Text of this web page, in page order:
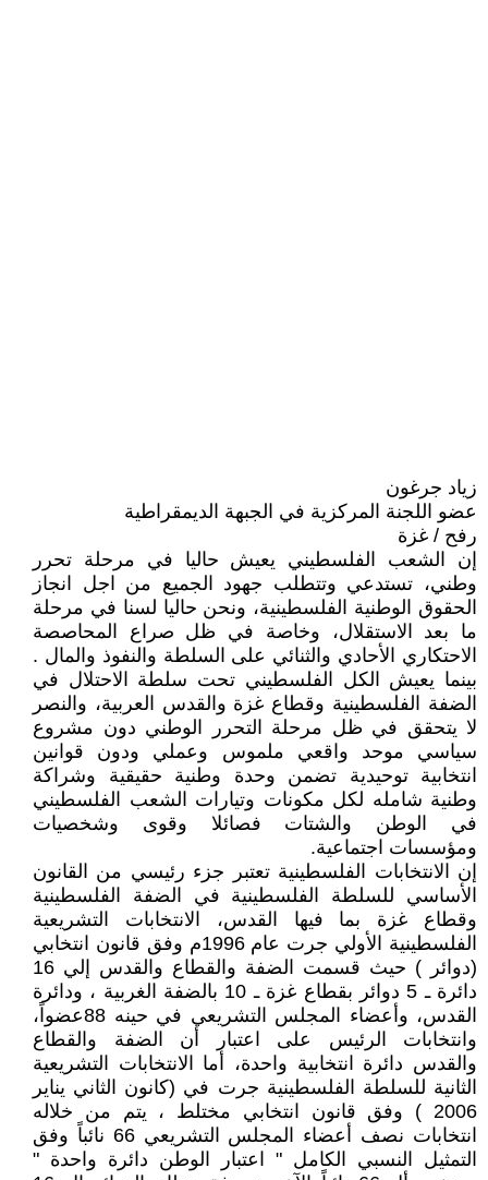
زياد جرغون
عضو اللجنة المركزية في الجبهة الديمقراطية
رفح / غزة
إن الشعب الفلسطيني يعيش حاليا في مرحلة تحرر
وطني، تستدعي وتتطلب جهود الجميع من اجل انجاز
الحقوق الوطنية الفلسطينية، ونحن حاليا لسنا في مرحلة
ما بعد الاستقلال، وخاصة في ظل صراع المحاصصة
الاحتكاري الأحادي والثنائي على السلطة والنفوذ والمال .
بينما يعيش الكل الفلسطيني تحت سلطة الاحتلال في
الضفة الفلسطينية وقطاع غزة والقدس العربية، والنصر
لا يتحقق في ظل مرحلة التحرر الوطني دون مشروع
سياسي موحد واقعي ملموس وعملي ودون قوانين
انتخابية توحيدية تضمن وحدة وطنية حقيقية وشراكة
وطنية شامله لكل مكونات وتيارات الشعب الفلسطيني
في الوطن والشتات فصائلا وقوى وشخصيات
ومؤسسات اجتماعية.
إن الانتخابات الفلسطينية تعتبر جزء رئيسي من القانون
الأساسي للسلطة الفلسطينية في الضفة الفلسطينية
وقطاع غزة بما فيها القدس، الانتخابات التشريعية
الفلسطينية الأولي جرت عام 1996م وفق قانون انتخابي
(دوائر ) حيث قسمت الضفة والقطاع والقدس إلي 16
دائرة ـ 5 دوائر بقطاع غزة ـ 10 بالضفة الغربية ، ودائرة
القدس، وأعضاء المجلس التشريعي في حينه 88عضواً،
وانتخابات الرئيس على اعتبار أن الضفة والقطاع
والقدس دائرة انتخابية واحدة، أما الانتخابات التشريعية
الثانية للسلطة الفلسطينية جرت في (كانون الثاني يناير
2006 ) وفق قانون انتخابي مختلط ، يتم من خلاله
انتخابات نصف أعضاء المجلس التشريعي 66 نائباً وفق
التمثيل النسبي الكامل " اعتبار الوطن دائرة واحدة "